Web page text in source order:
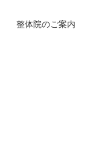
整体院のご案内